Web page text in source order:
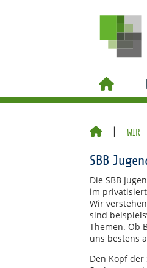
WIR
SBB
Die SBB
im
Wir
sind
Themen. Ob
uns bestens
Den Kopf